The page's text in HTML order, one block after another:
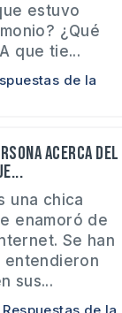
estuvo
¿Qué
que tie...
de la
acerca del
una chica
enamoró de
Se han
sus...